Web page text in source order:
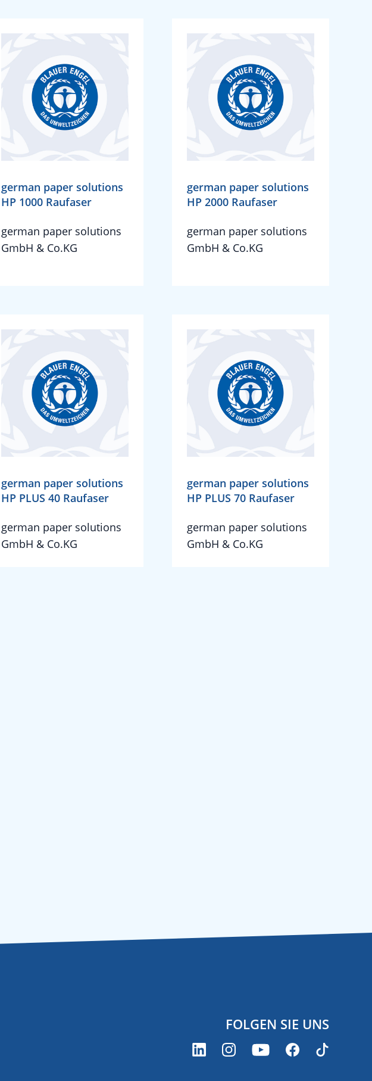
german paper solutions
HP 1000 Raufaser
german paper solutions
GmbH & Co.KG
german paper solutions
HP 2000 Raufaser
german paper solutions
GmbH & Co.KG
german paper solutions
HP PLUS 40 Raufaser
german paper solutions
GmbH & Co.KG
german paper solutions
HP PLUS 70 Raufaser
german paper solutions
GmbH & Co.KG
FOLGEN SIE UNS